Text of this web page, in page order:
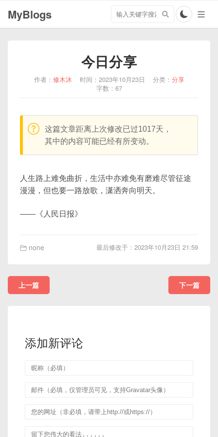
MyBlogs
搜
关
今日分享
作者： 修木沐 时间：2023年10月23日 分类： 分享
字数：67
warning:
这篇文章距离上次修改已过1017天，
其中的内容可能已经有所变动。
人生路上难免曲折，生活中亦难免有磨难尽管征途
漫漫，但也要一路放歌，潇洒奔向明天。
——《人民日报》
none 最后修改于：2023年10月23日 21:59
上一篇 下一篇
添加新评论